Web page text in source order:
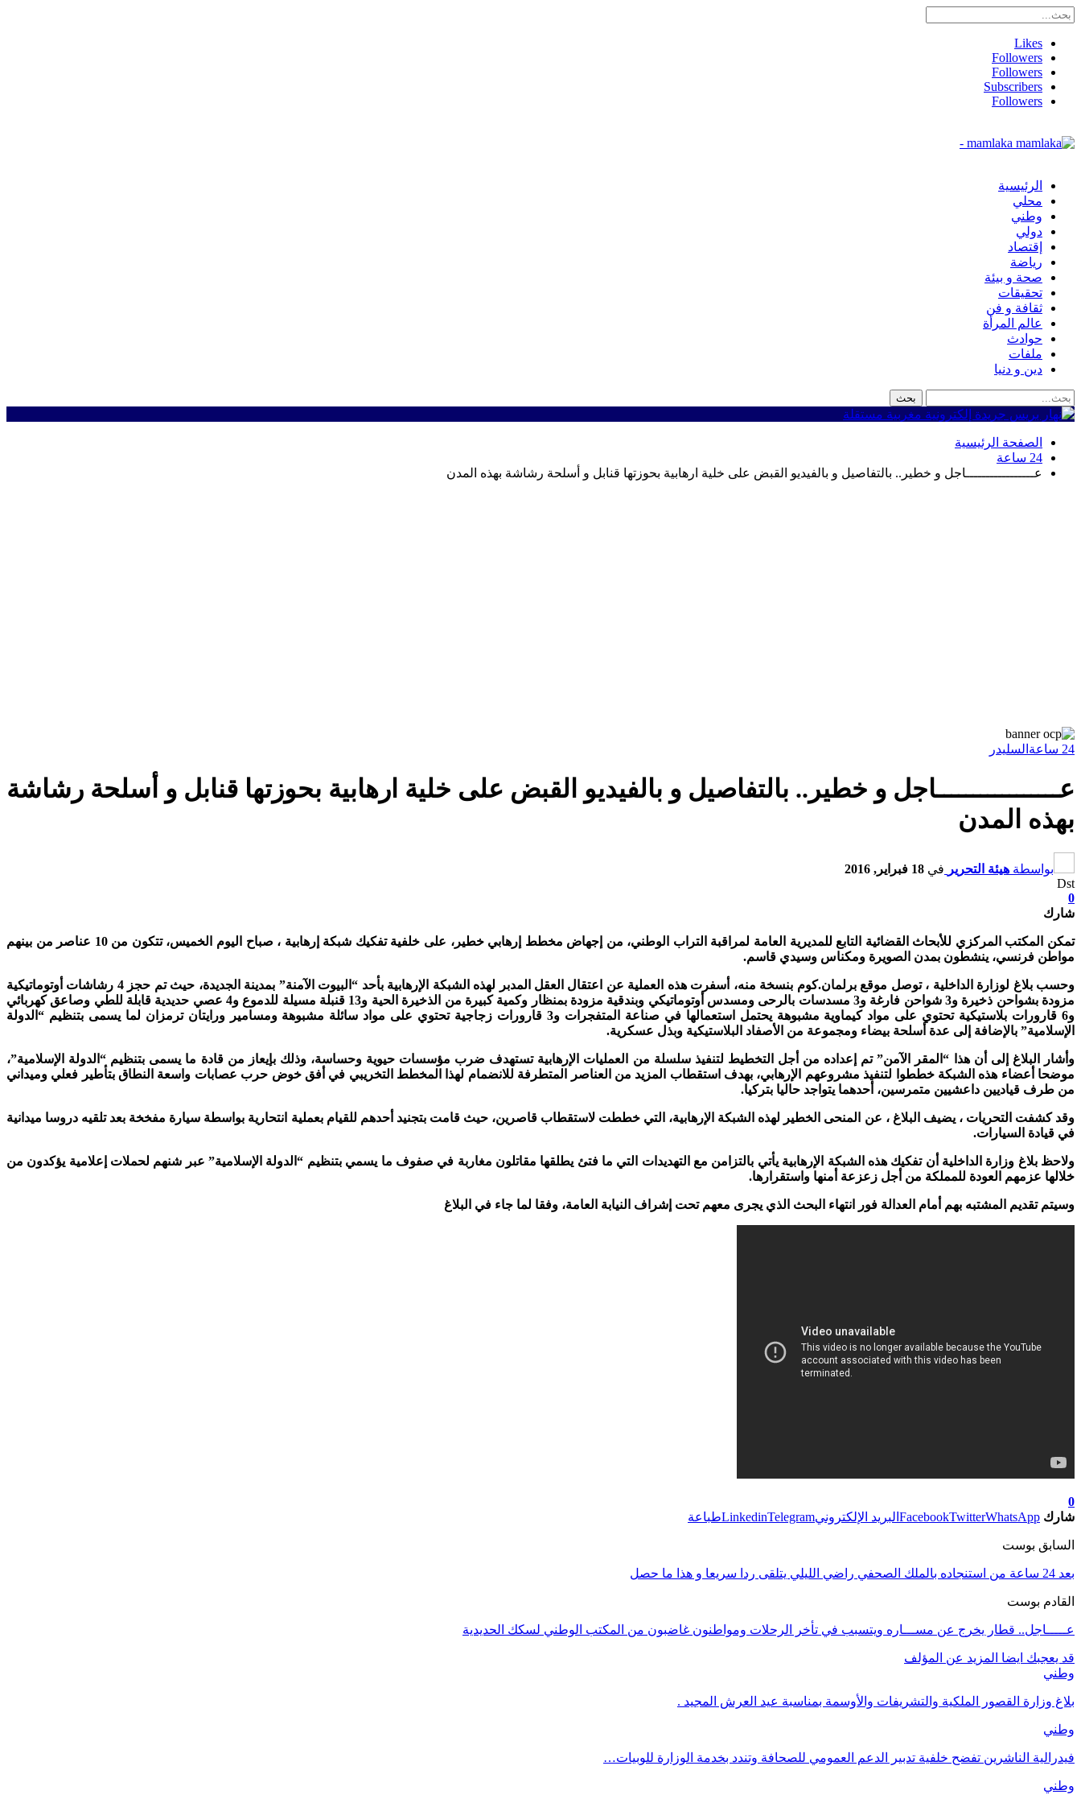
Likes
Followers
Followers
Subscribers
Followers
mamlaka -
الرئيسية
محلي
وطني
دولي
إقتصاد
رياضة
صحة و بيئة
تحقيقات
ثقافة و فن
عالم المرأة
حوادث
ملفات
دين و دنيا
الصفحة الرئيسية
24 ساعة
عـــــــــــــــــاجل و خطير.. بالتفاصيل و بالفيديو القبض على خلية ارهابية بحوزتها قنابل و أسلحة رشاشة بهذه المدن
24 ساعة السليدر
عـــــــــــــــــاجل و خطير.. بالتفاصيل و بالفيديو القبض على خلية ارهابية بحوزتها قنابل و أسلحة رشاشة
بهذه المدن
بواسطة هيئة التحرير في 18 فبراير, 2016
Dst
0
شارك
تمكن المكتب المركزي للأبحاث القضائية التابع للمديرية العامة لمراقبة التراب الوطني، من إجهاض مخطط إرهابي خطير، على خلفية تفكيك شبكة إرهابية ، صباح اليوم الخميس، تتكون من 10 عناصر من بينهم
مواطن فرنسي، ينشطون بمدن الصويرة ومكناس وسيدي قاسم.
وحسب بلاغ لوزارة الداخلية ، توصل موقع برلمان.كوم بنسخة منه، أسفرت هذه العملية عن اعتقال العقل المدبر لهذه الشبكة الإرهابية بأحد “البيوت الآمنة” بمدينة الجديدة، حيث تم حجز 4 رشاشات أوتوماتيكية
مزودة بشواحن ذخيرة و3 شواحن فارغة و3 مسدسات بالرحى ومسدس أوتوماتيكي وبندقية مزودة بمنظار وكمية كبيرة من الذخيرة الحية و13 قنبلة مسيلة للدموع و4 عصي حديدية قابلة للطي وصاعق كهربائي
و6 قارورات بلاستيكية تحتوي على مواد كيماوية مشبوهة يحتمل استعمالها في صناعة المتفجرات و3 قارورات زجاجية تحتوي على مواد سائلة مشبوهة ومسامير ورايتان ترمزان لما يسمى بتنظيم “الدولة
الإسلامية” بالإضافة إلى عدة أسلحة بيضاء ومجموعة من الأصفاد البلاستيكية وبذل عسكرية.
وأشار البلاغ إلى أن هذا “المقر الآمن” تم إعداده من أجل التخطيط لتنفيذ سلسلة من العمليات الإرهابية تستهدف ضرب مؤسسات حيوية وحساسة، وذلك بإيعاز من قادة ما يسمى بتنظيم “الدولة الإسلامية”،
موضحا أعضاء هذه الشبكة خططوا لتنفيذ مشروعهم الإرهابي، بهدف استقطاب المزيد من العناصر المتطرفة للانضمام لهذا المخطط التخريبي في أفق خوض حرب عصابات واسعة النطاق بتأطير فعلي وميداني
من طرف قياديين داعشيين متمرسين، أحدهما يتواجد حاليا بتركيا.
‏وقد كشفت التحريات ، يضيف البلاغ ، عن المنحى الخطير لهذه الشبكة الإرهابية، التي خططت لاستقطاب قاصرين، حيث قامت بتجنيد أحدهم للقيام بعملية انتحارية بواسطة سيارة مفخخة بعد تلقيه دروسا ميدانية
في قيادة السيارات.
‏ولاحظ بلاغ وزارة الداخلية أن تفكيك هذه الشبكة الإرهابية يأتي بالتزامن مع التهديدات التي ما فتئ يطلقها مقاتلون مغاربة في صفوف ما يسمي بتنظيم “الدولة الإسلامية” عبر شنهم لحملات إعلامية يؤكدون من
خلالها عزمهم العودة للمملكة من أجل زعزعة أمنها واستقرارها.
وسيتم تقديم المشتبه بهم أمام العدالة فور انتهاء البحث الذي يجرى معهم تحت إشراف النيابة العامة، وفقا لما جاء في البلاغ
0
شارك
FacebookTwitterWhatsApp البريد الإلكتروني LinkedinTelegram طباعة
السابق بوست
بعد 24 ساعة من استنجاده بالملك الصحفي راضي الليلي يتلقى ردا سريعا و هذا ما حصل
القادم بوست
عـــــاجل.. قطار يخرج عن مســـاره ويتسبب في تأخر الرحلات ومواطنون غاضبون من المكتب الوطني لسكك الحديدية
قد يعجبك ايضا المزيد عن المؤلف
وطني
بلاغ وزارة القصور الملكية والتشريفات والأوسمة بمناسبة عيد العرش المجيد .
وطني
فيدرالية الناشرين تفضح خلفية تدبير الدعم العمومي للصحافة وتندد بخدمة الوزارة للوبيات…
وطني